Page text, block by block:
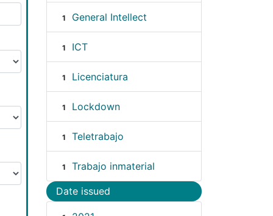
1 General Intellect
1 ICT
1 Licenciatura
1 Lockdown
1 Teletrabajo
1 Trabajo inmaterial
Date issued